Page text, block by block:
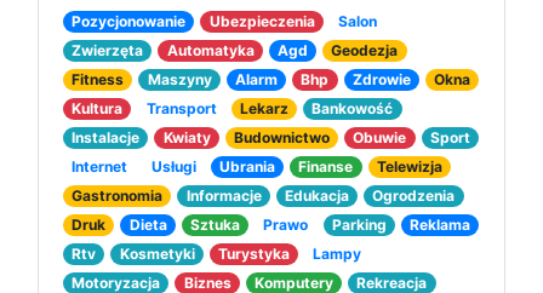
Pozycjonowanie Ubezpieczenia
Salon
Zwierzęta
Automatyka Agd
Geodezja
Fitness
Maszyny Alarm Bhp Zdrowie
Okna
Kultura
Transport Lekarz
Bankowość
Instalacje
Kwiaty Budownictwo Obuwie
Sport
Internet
Usługi Ubrania Finanse
Telewizja
Gastronomia
Informacje Edukacja
Ogrodzenia
Druk
Dieta Sztuka Prawo Parking
Reklama
Rtv
Kosmetyki Turystyka
Lampy
Motoryzacja
Biznes Komputery
Rekreacja